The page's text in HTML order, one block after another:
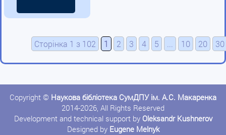
Сторінка 1 з 102 1 2 3 4 5 ... 10 20 30
Copyright © Наукова бібліотека СумДПУ ім. А.С. Макаренка
2014-2026, All Rights Reserved
Development and technical support by Oleksandr Kushnerov
Designed by Eugene Melnyk